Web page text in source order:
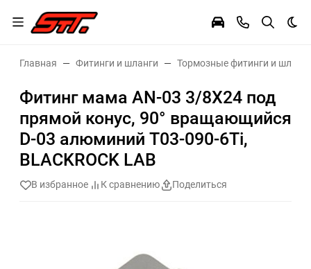
Главная Фитинги и шланги Тормозные фитинги и
Фитинг мама AN-03 3/8X24 под
прямой конус, 90° вращающийся
D-03 алюминий T03-090-6Ti,
BLACKROCK LAB
В избранное К сравнению Поделиться